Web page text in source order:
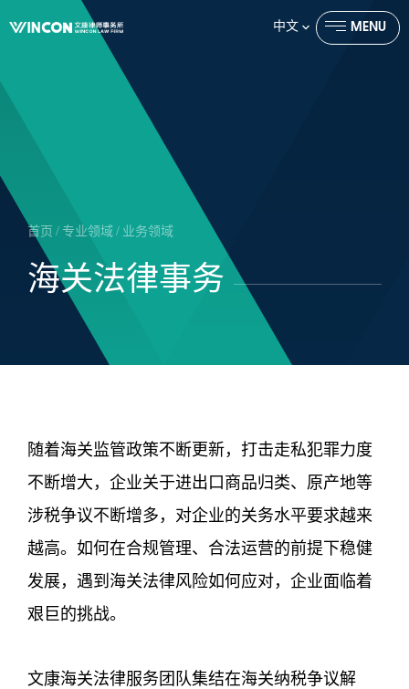
中文
MENU
CLOSE
首页 / 专业领域 / 业务领域
海关法律事务
随着海关监管政策不断更新，打击走私犯罪力度
不断增大，企业关于进出口商品归类、原产地等
涉税争议不断增多，对企业的关务水平要求越来
越高。如何在合规管理、合法运营的前提下稳健
发展，遇到海关法律风险如何应对，企业面临着
艰巨的挑战。
文康海关法律服务团队集结在海关纳税争议解